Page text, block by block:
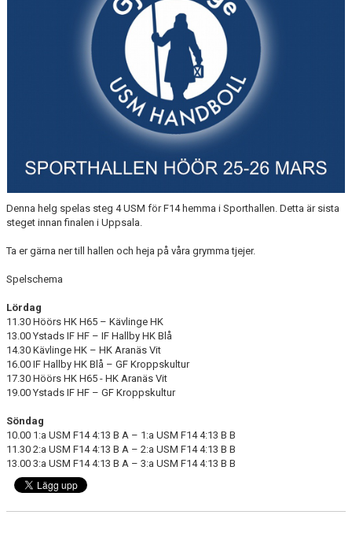
IDROTTSFÖRSÄKRINGAR
Denna helg spelas steg 4 USM för F14 hemma i Sporthallen. Detta är sista
steget innan finalen i Uppsala.
Ta er gärna ner till hallen och heja på våra grymma tjejer.
Spelschema
Lördag
11.30 Höörs HK H65 – Kävlinge HK
13.00 Ystads IF HF – IF Hallby HK Blå
14.30 Kävlinge HK – HK Aranäs Vit
16.00 IF Hallby HK Blå – GF Kroppskultur
17.30 Höörs HK H65 - HK Aranäs Vit
19.00 Ystads IF HF – GF Kroppskultur
Söndag
10.00 1:a USM F144:13 B A – 1:a USM F144:13 B B
11.30 2:a USM F144:13 B A – 2:a USM F144:13 B B
13.00 3:a USM F144:13 B A – 3:a USM F144:13 B B